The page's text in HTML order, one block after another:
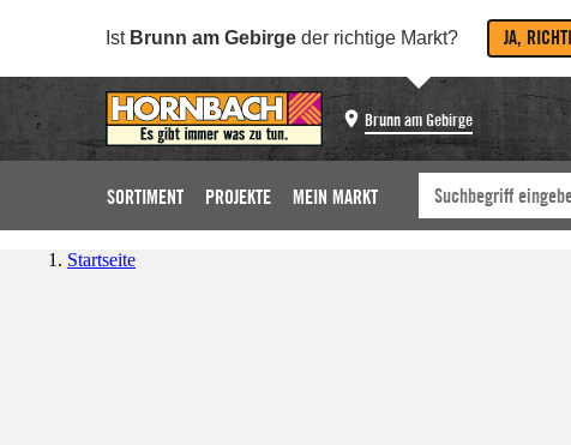
Ist Brunn am Gebirge der richtige Markt? JA,
Brunn am Gebirge
SORTIMENT PROJEKTE MEIN MARKT
Startseite